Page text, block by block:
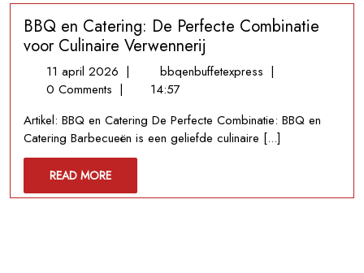
bij
Evenementen
BBQ en Catering: De Perfecte Combinatie
voor Culinaire Verwennerij
11 april 2026 11
april
| bbqenbuffetexpress BBQ
De
Perfecte
Culinaire
|
0 Comments |
14:57
Artikel: BBQ en Catering De Perfecte Combinatie: BBQ en
Catering Barbecueën is een geliefde culinaire [...]
READ MOREREAD
MORE